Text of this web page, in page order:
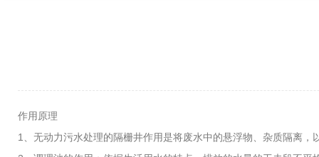
作用原理
1、无动力污水处理的隔栅井作用是将废水中的悬浮物、杂质隔离，